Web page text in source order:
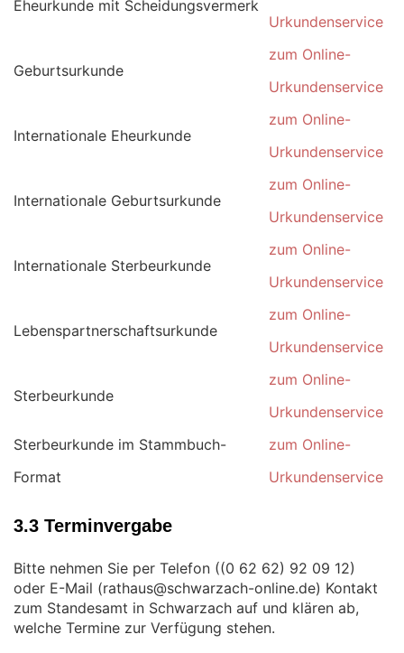
Eheurkunde mit Scheidungsvermerk
Urkundenservice
Geburtsurkunde
zum Online-
Urkundenservice
Internationale Eheurkunde
zum Online-
Urkundenservice
Internationale Geburtsurkunde
zum Online-
Urkundenservice
Internationale Sterbeurkunde
zum Online-
Urkundenservice
Lebenspartnerschaftsurkunde
zum Online-
Urkundenservice
Sterbeurkunde
zum Online-
Urkundenservice
Sterbeurkunde im Stammbuch-
Format
zum Online-
Urkundenservice
3.3 Terminvergabe
Bitte nehmen Sie per Telefon (
)
oder E-Mail (
) Kontakt
zum Standesamt in Schwarzach auf und klären ab,
welche Termine zur Verfügung stehen.